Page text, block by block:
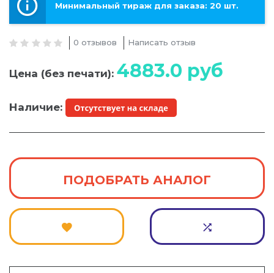
Минимальный тираж для заказа: 20 шт.
0 отзывов Написать отзыв
Цена (без печати): 4883.0 руб
Наличие:
ПОДОБРАТЬ АНАЛОГ